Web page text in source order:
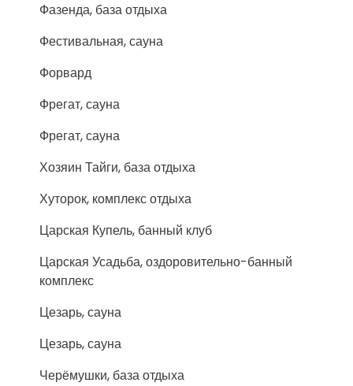
Фазенда, база отдыха
Фестивальная, сауна
Форвард
Фрегат, сауна
Фрегат, сауна
Хозяин Тайги, база отдыха
Хуторок, комплекс отдыха
Царская Купель, банный клуб
Царская Усадьба, оздоровительно-банный
комплекс
Цезарь, сауна
Цезарь, сауна
Черёмушки, база отдыха